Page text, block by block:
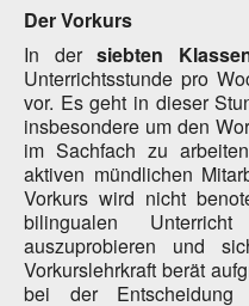
Der Vorkurs
In dersiebten
Unterrichtsstunde pro
vor. Es geht in dieser
insbesondere um den
im Sachfach zu
aktiven mündlichen
Vorkurs wird nicht
bilingualen
auszuprobieren und
Vorkurslehrkraft berät
bei der